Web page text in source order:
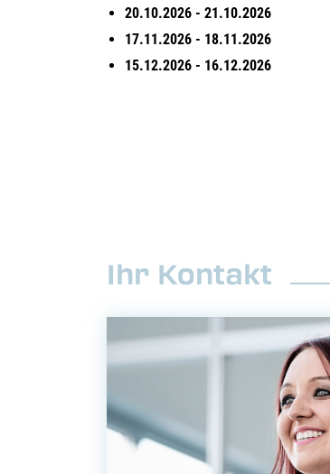
20.10.2026 - 21.10.2026
17.11.2026 - 18.11.2026
15.12.2026 - 16.12.2026
Ihr Kontakt